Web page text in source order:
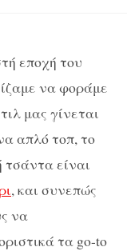
εποχή του
να φοράμε
μας γίνεται
απλό τοπ, το
είναι
, και συνεπώς
να
τα go-to